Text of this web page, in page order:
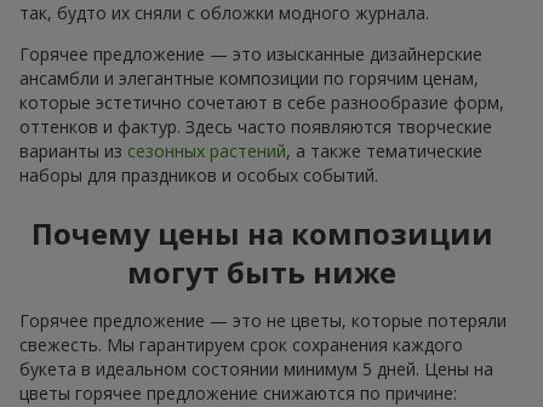
так, будто их сняли с обложки модного журнала.
Горячее предложение — это изысканные дизайнерские
ансамбли и элегантные композиции по горячим ценам,
которые эстетично сочетают в себе разнообразие форм,
оттенков и фактур. Здесь часто появляются творческие
варианты из сезонных растений, а также тематические
наборы для праздников и особых событий.
Почему цены на композиции
могут быть ниже
Горячее предложение — это не цветы, которые потеряли
свежесть. Мы гарантируем срок сохранения каждого
букета в идеальном состоянии минимум 5 дней. Цены на
цветы горячее предложение снижаются по причине: